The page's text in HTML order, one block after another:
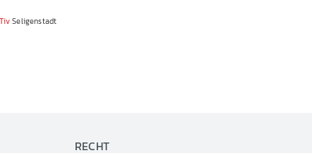
Seligenstadt
RECHT